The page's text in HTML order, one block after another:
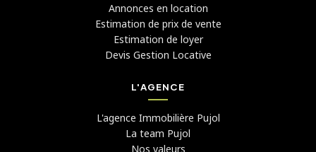
Annonces en location
Estimation de prix de vente
Estimation de loyer
Devis Gestion Locative
L'AGENCE
L'agence Immobilière Pujol
La team Pujol
Nos valeurs